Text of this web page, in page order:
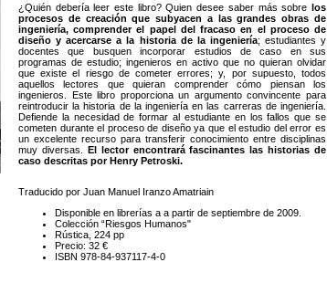
¿Quién debería leer este libro? Quien desee saber más sobre los
procesos de creación que subyacen a las grandes obras de
ingeniería, comprender el papel del fracaso en el proceso de
diseño y acercarse a la historia de la ingeniería; estudiantes y
docentes que busquen incorporar estudios de caso en sus
programas de estudio; ingenieros en activo que no quieran olvidar
que existe el riesgo de cometer errores; y, por supuesto, todos
aquellos lectores que quieran comprender cómo piensan los
ingenieros. Este libro proporciona un argumento convincente para
reintroducir la historia de la ingeniería en las carreras de ingeniería.
Defiende la necesidad de formar al estudiante en los fallos que se
cometen durante el proceso de diseño ya que el estudio del error es
un excelente recurso para transferir conocimiento entre disciplinas
muy diversas. El lector encontrará fascinantes las historias de
caso descritas por Henry Petroski.
Traducido por Juan Manuel Iranzo Amatriain
Disponible en librerías a a partir de septiembre de 2009.
Colección “Riesgos Humanos"
Rústica, 224 pp
Precio: 32 €
ISBN 978-84-937117-4-0